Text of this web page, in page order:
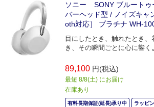
ソニー SONY ブルートゥ
バーヘッド型 / ノイズキャ
oth対応］ プラチナ WH-
目にしたとき、触れたとき、
き、その瞬間ごとに心に響く
89,100 円(税込)
最短 8/8(土) にお届け
在庫あり
有料長期保証(延長)承り中 ラッピ